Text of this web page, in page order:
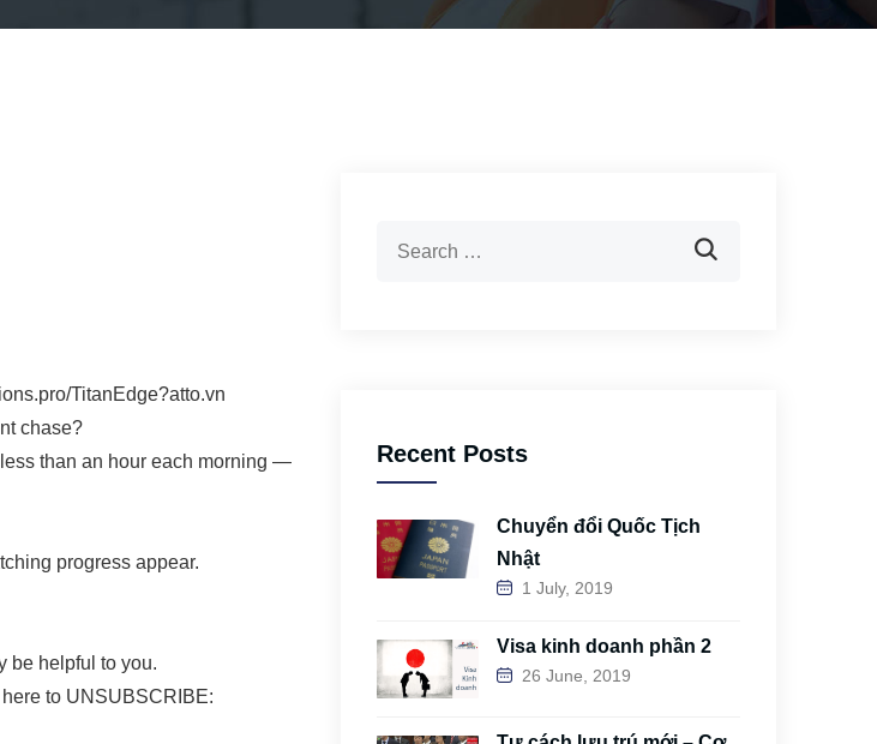
TitanEdge?atto.vn
chase?
than an hour each morning —
progress appear.
be helpful to you.
to UNSUBSCRIBE:
Recent Posts
Chuyển đổi Quốc Tịch
Nhật
1 July, 2019
Visa kinh doanh phần 2
26 June, 2019